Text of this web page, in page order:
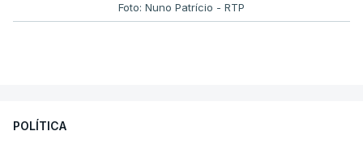
Foto: Nuno Patrício - RTP
POLÍTICA